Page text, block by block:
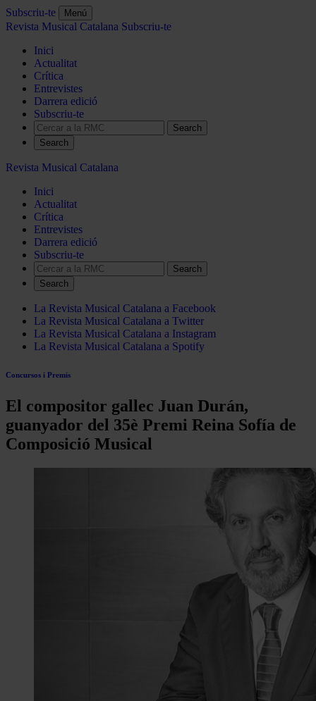
Subscriu-te Menú
Revista Musical Catalana Subscriu-te
Inici
Actualitat
Crítica
Entrevistes
Darrera edició
Subscriu-te
Search
Revista Musical Catalana
Inici
Actualitat
Crítica
Entrevistes
Darrera edició
Subscriu-te
Search
La Revista Musical Catalana a Facebook
La Revista Musical Catalana a Twitter
La Revista Musical Catalana a Instagram
La Revista Musical Catalana a Spotify
Concursos i Premis
El compositor gallec Juan Durán,
guanyador del 35è Premi Reina Sofía de
Composició Musical